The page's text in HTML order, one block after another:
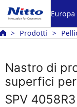
Europa
Prodotti
Nastro di
superfici
SPV 4058R3